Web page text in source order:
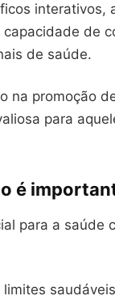
interativos,
de
de saúde.
na promoção
para
é
para a saúde